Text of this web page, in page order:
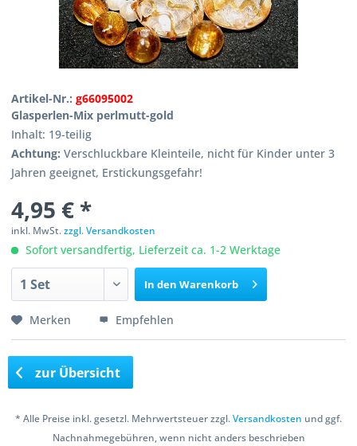
Artikel-Nr.:g66095002
Glasperlen-Mix perlmutt-gold
Inhalt: 19-teilig
Achtung: Verschluckbare Kleinteile, nicht für Kinder unter 3
Jahren geeignet, Erstickungsgefahr!
4,95 € *
inkl. MwSt.zzgl. Versandkosten
Sofort versandfertig, Lieferzeit ca. 1-2 Werktage
In den Warenkorb
Merken Empfehlen
zur Übersicht
* Alle Preise inkl. gesetzl. Mehrwertsteuer zzgl.Versandkosten und ggf.
Nachnahmegebühren, wenn nicht anders beschrieben